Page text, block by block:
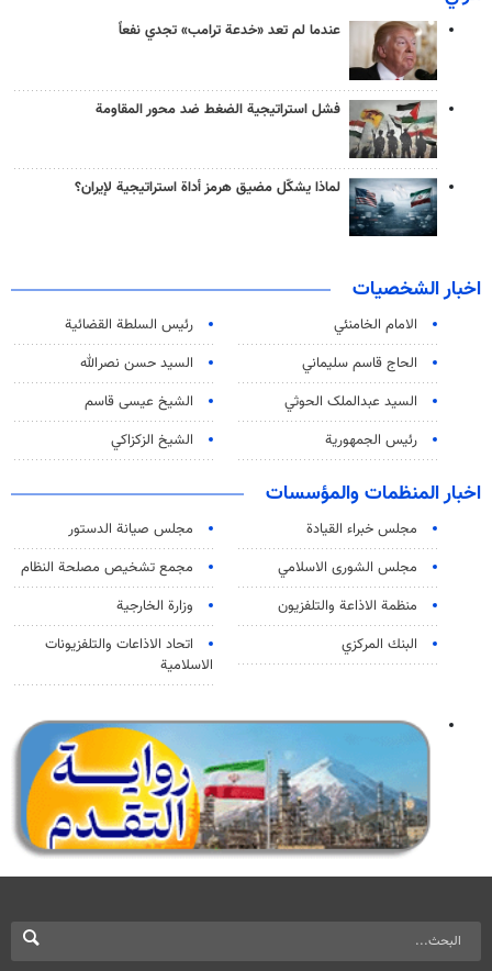
عندما لم تعد «خدعة ترامب» تجدي نفعاً
فشل استراتيجية الضغط ضد محور المقاومة
لماذا يشكّل مضيق هرمز أداة استراتيجية لإيران؟
اخبار الشخصيات
الامام الخامنئي
رئیس السلطة القضائیة
الحاج قاسم سليماني
السيد حسن نصرالله
السید عبدالملک الحوثي
الشيخ عيسى قاسم
رئيس الجمهورية
الشيخ الزكزاكي
اخبار المنظمات والمؤسسات
مجلس خبراء القيادة
مجلس صيانة الدستور
مجلس الشورى الاسلامي
مجمع تشخيص مصلحة النظام
منظمة الاذاعة والتلفزیون
وزارة الخارجية
البنك المركزي
اتحاد الاذاعات والتلفزيونات
الاسلامية